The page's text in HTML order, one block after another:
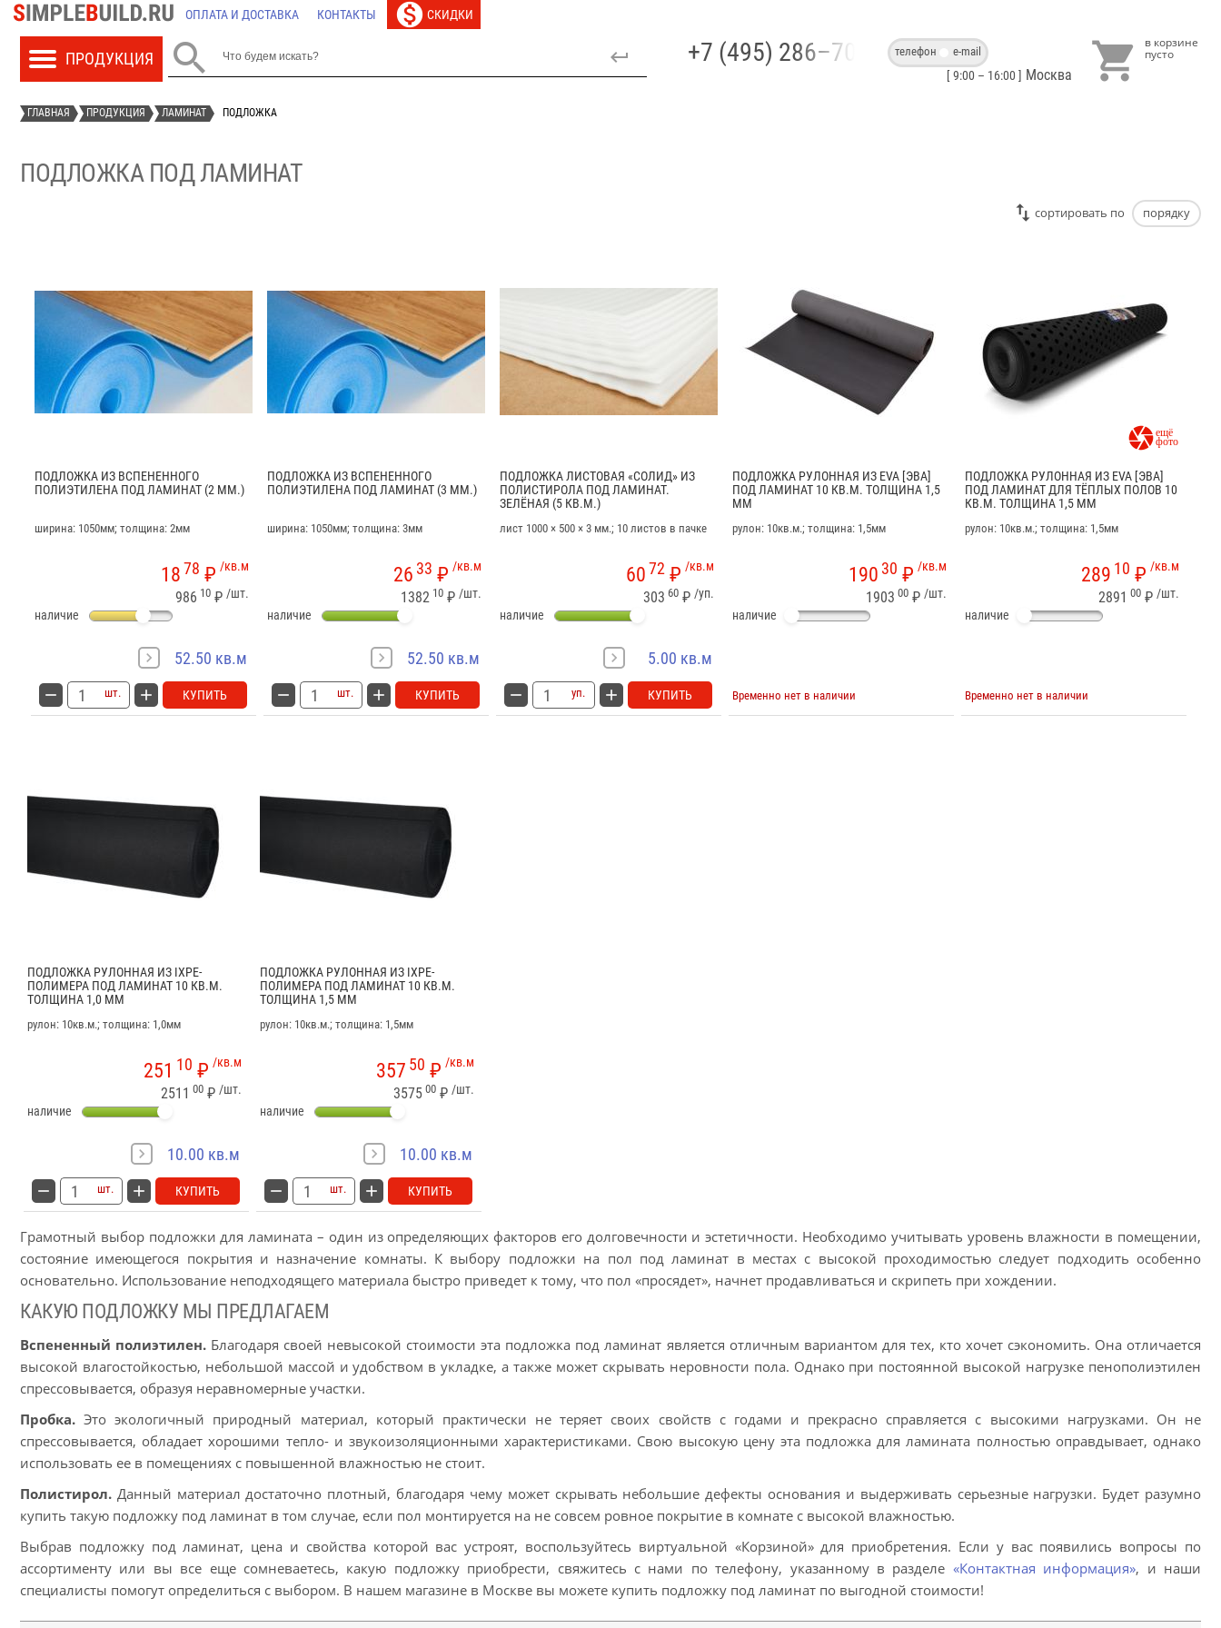
ОПЛАТА И ДОСТАВКА КОНТАКТЫ СКИДКИ
 +7 (495) 286–70–40телефон e-mail
[ 9:00 – 16:00 ] Москва 
ГЛАВНАЯ ПРОДУКЦИЯ ЛАМИНАТ ПОДЛОЖКА
ПОДЛОЖКА ПОД ЛАМИНАТ
cортировать по порядку
ПОДЛОЖКА ИЗ ВСПЕНЕННОГО
ПОЛИЭТИЛЕНА ПОД ЛАМИНАТ (2 ММ.)
ширина: 1050мм; толщина: 2мм
/кв.м
1878 ₽
/шт.
986 10 ₽
наличие
52.50 кв.м
шт. КУПИТЬ
ПОДЛОЖКА ИЗ ВСПЕНЕННОГО
ПОЛИЭТИЛЕНА ПОД ЛАМИНАТ (3 ММ.)
ширина: 1050мм; толщина: 3мм
/кв.м
26 33 ₽
/шт.
1382 10 ₽
наличие
52.50 кв.м
шт. КУПИТЬ
ПОДЛОЖКА ЛИСТОВАЯ «СОЛИД» ИЗ
ПОЛИСТИРОЛА ПОД ЛАМИНАТ.
ЗЕЛЁНАЯ (5 КВ.М.)
лист 1000 × 500 × 3 мм.; 10 листов в пачке
/кв.м
6072 ₽
/уп.
303 60 ₽
наличие
5.00 кв.м
уп. КУПИТЬ
ПОДЛОЖКА РУЛОННАЯ ИЗ EVA [ЭВА]
ПОД ЛАМИНАТ 10 КВ.М. ТОЛЩИНА 1,5
ММ
рулон: 10кв.м.; толщина: 1,5мм
/кв.м
190 30 ₽
/шт.
1903 00 ₽
наличие
Временно нет в наличии

ПОДЛОЖКА РУЛОННАЯ ИЗ EVA [ЭВА]
ПОД ЛАМИНАТ ДЛЯ ТЁПЛЫХ ПОЛОВ 10
КВ.М. ТОЛЩИНА 1,5 ММ
рулон: 10кв.м.; толщина: 1,5мм
/кв.м
289 10 ₽
/шт.
2891 00 ₽
наличие
Временно нет в наличии
ПОДЛОЖКА РУЛОННАЯ ИЗ IXPE-
ПОЛИМЕРА ПОД ЛАМИНАТ 10 КВ.М.
ТОЛЩИНА 1,0 ММ
рулон: 10кв.м.; толщина: 1,0мм
/кв.м
251 10 ₽
/шт.
2511 00 ₽
наличие
10.00 кв.м
шт. КУПИТЬ
ПОДЛОЖКА РУЛОННАЯ ИЗ IXPE-
ПОЛИМЕРА ПОД ЛАМИНАТ 10 КВ.М.
ТОЛЩИНА 1,5 ММ
рулон: 10кв.м.; толщина: 1,5мм
/кв.м
357 50 ₽
/шт.
3575 00 ₽
наличие
10.00 кв.м
шт. КУПИТЬ
Грамотный выбор подложки для ламината – один из определяющих факторов его долговечности и эстетичности. Необходимо учитывать уровень влажности в помещении,
состояние имеющегося покрытия и назначение комнаты. К выбору подложки на пол под ламинат в местах с высокой проходимостью следует подходить особенно
основательно. Использование неподходящего материала быстро приведет к тому, что пол «просядет», начнет продавливаться и скрипеть при хождении.
КАКУЮ ПОДЛОЖКУ МЫ ПРЕДЛАГАЕМ
Вспененный полиэтилен. Благодаря своей невысокой стоимости эта подложка под ламинат является отличным вариантом для тех, кто хочет сэкономить. Она отличается
высокой влагостойкостью, небольшой массой и удобством в укладке, а также может скрывать неровности пола. Однако при постоянной высокой нагрузке пенополиэтилен
спрессовывается, образуя неравномерные участки.
Пробка. Это экологичный природный материал, который практически не теряет своих свойств с годами и прекрасно справляется с высокими нагрузками. Он не
спрессовывается, обладает хорошими тепло- и звукоизоляционными характеристиками. Свою высокую цену эта подложка для ламината полностью оправдывает, однако
использовать ее в помещениях с повышенной влажностью не стоит.
Полистирол. Данный материал достаточно плотный, благодаря чему может скрывать небольшие дефекты основания и выдерживать серьезные нагрузки. Будет разумно
купить такую подложку под ламинат в том случае, если пол монтируется на не совсем ровное покрытие в комнате с высокой влажностью.
Выбрав подложку под ламинат, цена и свойства которой вас устроят, воспользуйтесь виртуальной «Корзиной» для приобретения. Если у вас появились вопросы по
ассортименту или вы все еще сомневаетесь, какую подложку приобрести, свяжитесь с нами по телефону, указанному в разделе «Контактная информация», и наши
специалисты помогут определиться с выбором. В нашем магазине в Москве вы можете купить подложку под ламинат по выгодной стоимости!